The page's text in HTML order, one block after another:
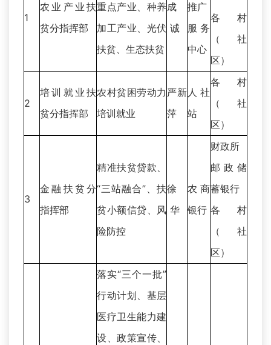
1
农业产业扶
贫分指挥部
重点产业、种养
加工产业、光伏
扶贫、生态扶贫
成
诚
推广
服务
中心
各村
（社
区）
2
培训就业扶
贫分指挥部
农村贫困劳动力
培训就业
严新
萍
人社
站
各村
（社
区）
3
金融扶贫分
指挥部
精准扶贫贷款、
“三站融合”、扶
贫小额信贷、风
险防控
徐
华
农商
银行
财政所
邮政储
蓄银行
各村
（社
区）
落实“三个一批”
行动计划、基层
医疗卫生能力建
设、政策宣传、